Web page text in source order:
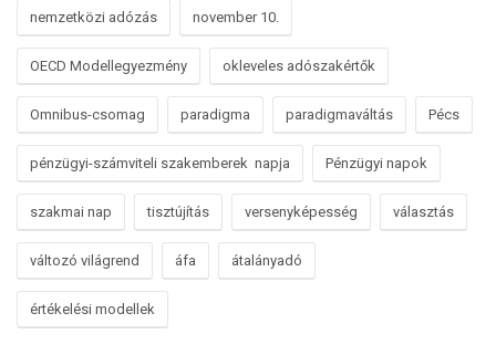
nemzetközi adózás november 10.
OECD Modellegyezmény okleveles adószakértők
Omnibus-csomag paradigma paradigmaváltás Pécs
pénzügyi-számviteli szakemberek napja Pénzügyi napok
szakmai nap tisztújítás versenyképesség választás
változó világrend áfa átalányadó
értékelési modellek